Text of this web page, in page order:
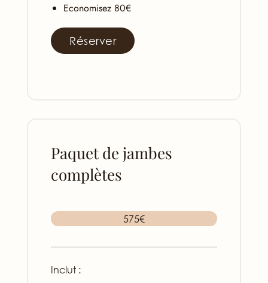
Economisez 80€
Réserver
Paquet de jambes
complètes
575€
Inclut :